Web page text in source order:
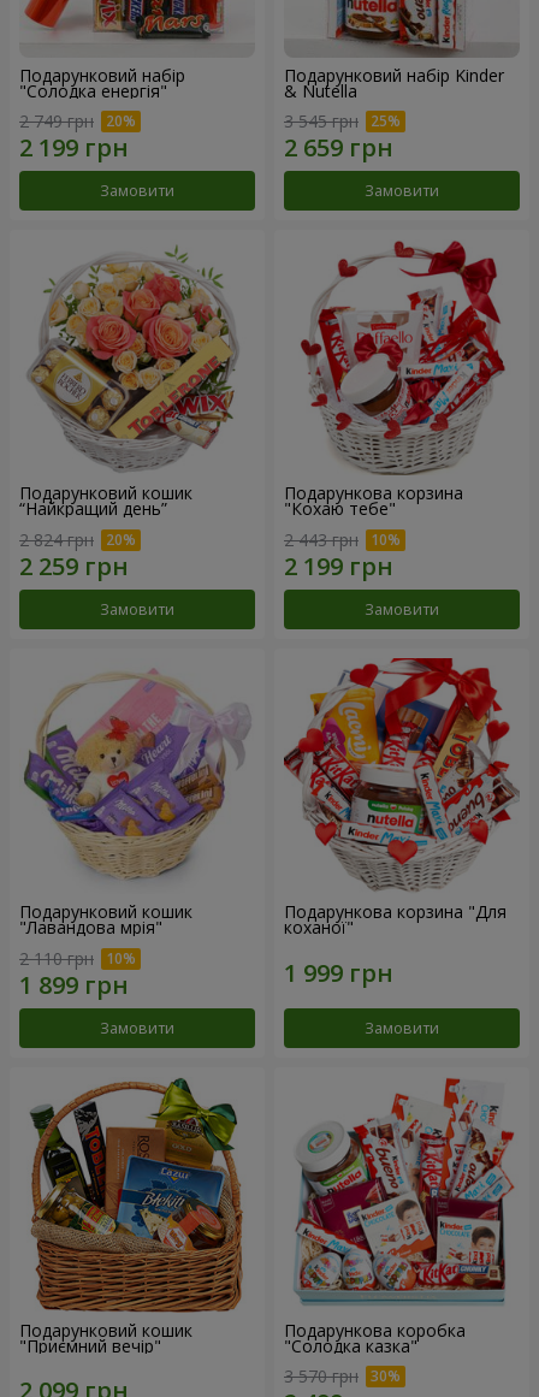
Подарунковий набір
"Солодка енергія"
2 749 грн
Замовити
Подарунковий набір Kinder
& Nutella
3 545 грн
Замовити
Подарунковий кошик
“Найкращий день”
2 824 грн
Замовити
Подарункова корзина
"Кохаю тебе"
2 443 грн
Замовити
Подарунковий кошик
"Лавандова мрія"
2 110 грн
Замовити
Подарункова корзина "Для
коханої"
Замовити
Подарунковий кошик
"Приємний вечір"
Подарункова коробка
"Солодка казка"
3 570 грн